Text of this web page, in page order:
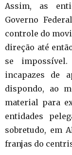
Assim, as
Governo
controle do
direção até
se impossível.
incapazes de
dispondo, ao
material para
entidades
sobretudo, em
franjas do